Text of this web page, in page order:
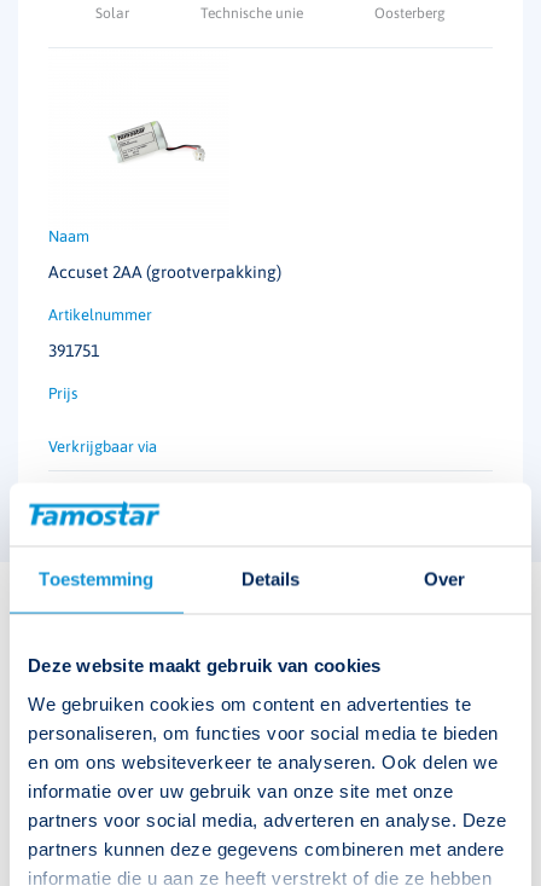
Toestemming Details Over
Deze website maakt gebruik van cookies
We gebruiken cookies om content en advertenties te
personaliseren, om functies voor social media te bieden
en om ons websiteverkeer te analyseren. Ook delen we
informatie over uw gebruik van onze site met onze
partners voor social media, adverteren en analyse. Deze
partners kunnen deze gegevens combineren met andere
informatie die u aan ze heeft verstrekt of die ze hebben
Solar Technische unie Oosterberg
Accuset 2AA (grootverpakking)
391751
Handleiding S-Sense inbouw vóór 2019
handleiding S-Sense inbouw vanaf 2019